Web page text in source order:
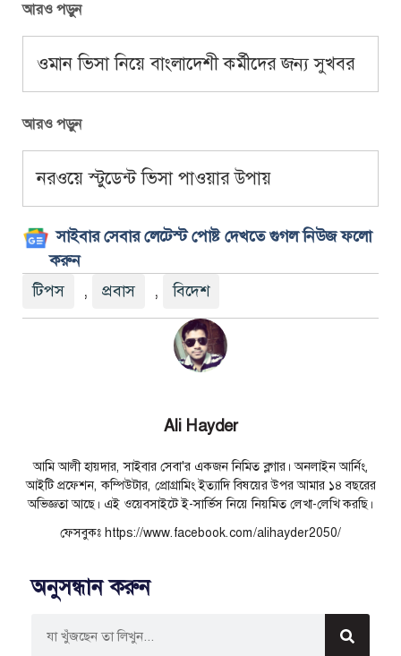
আরও পড়ুন
ওমান ভিসা নিয়ে বাংলাদেশী কর্মীদের জন্য সুখবর
আরও পড়ুন
নরওয়ে স্টুডেন্ট ভিসা পাওয়ার উপায়
সাইবার সেবার লেটেস্ট পোষ্ট দেখতে গুগল নিউজ ফলো
করুন
টিপস
, প্রবাস , বিদেশ
Ali Hayder
আমি আলী হায়দার, সাইবার সেবা'র একজন নিমিত ব্লগার। অনলাইন আর্নিং,
আইটি প্রফেশন, কম্পিউটার, প্রোগ্রামিং ইত্যাদি বিষয়ের উপর আমার ১৪ বছরের
অভিজ্ঞতা আছে। এই ওয়েবসাইটে ই-সার্ভিস নিয়ে নিয়মিত লেখা-লেখি করছি।
ফেসবুকঃ https://www.facebook.com/alihayder2050/
অনুসন্ধান করুন